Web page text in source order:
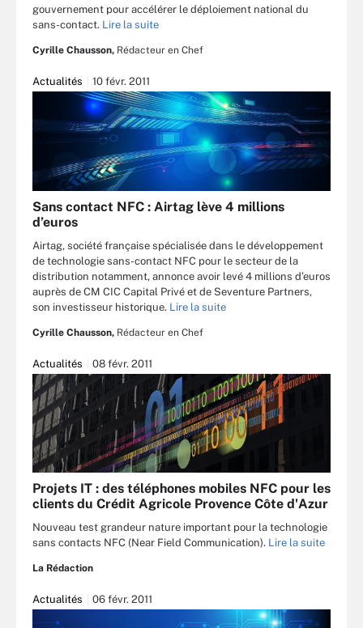
gouvernement pour accélérer le déploiement national du
sans-contact. Lire la suite
Cyrille Chausson, Rédacteur en Chef
Actualités 10 févr. 2011
Sans contact NFC : Airtag lève 4 millions
d’euros
Airtag, société française spécialisée dans le développement
de technologie sans-contact NFC pour le secteur de la
distribution notamment, annonce avoir levé 4 millions d’euros
auprès de CM CIC Capital Privé et de Seventure Partners,
son investisseur historique. Lire la suite
Cyrille Chausson, Rédacteur en Chef
Actualités 08 févr. 2011
Projets IT : des téléphones mobiles NFC pour les
clients du Crédit Agricole Provence Côte d'Azur
Nouveau test grandeur nature important pour la technologie
sans contacts NFC (Near Field Communication). Lire la suite
La Rédaction
Actualités 06 févr. 2011